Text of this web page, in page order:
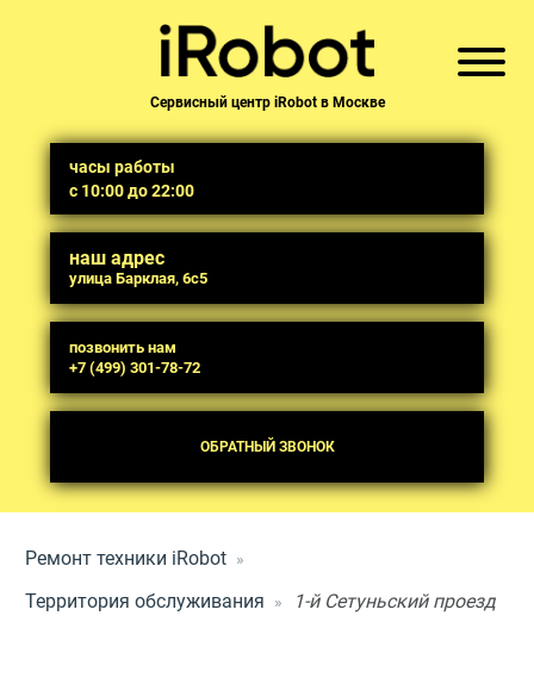
Сервисный центр iRobot в Москве
часы работы
с 10:00 до 22:00
наш адрес
улица Барклая, 6с5
позвонить нам
+7 (499) 301-78-72
ОБРАТНЫЙ ЗВОНОК
Ремонт техники iRobot
Территория обслуживания
1-й Сетуньский проезд